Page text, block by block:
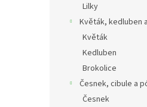
Lilky
Květák, kedluben
Květák
Kedluben
Brokolice
Česnek, cibule a
Česnek